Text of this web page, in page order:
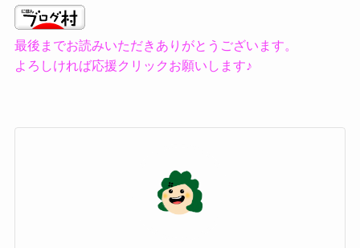
最後までお読みいただきありがとうございます。
よろしければ応援クリックお願いします♪